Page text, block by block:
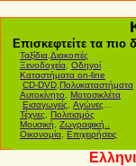
Επισκεφτείτε τα
Ταξίδια Διακοπές
Ξενοδοχεία Οδηγοί
Καταστήματα on-line
CD-DVD Πολυκαταστήματα
Αυτοκίνητο
Μοτοσικλέτα
Εισαγωγείς Αγώνες
Τέχνες Πολιτισμός
Μουσική
Ζωγραφική..
Οικονομία Επιχειρήσεις